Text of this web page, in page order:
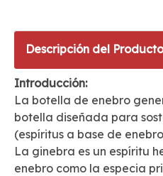
Descripción del Producto
Introducción:
La botella de enebro
botella diseñada para
(espíritus a base de
La ginebra es un espíritu
enebro como la especia